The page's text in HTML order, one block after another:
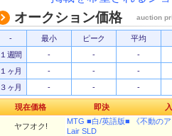
オークション価格 auction
- 最小 ピーク
平均
１週間
- -
-
１ヶ月
- -
-
３ヶ月
- - -
現在価格 即決
ヤフオク!
MTG ■白/英語版■ 《不動の
Lair SLD